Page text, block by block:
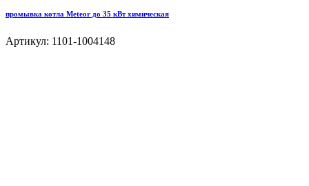
промывка котла Meteor до 35 кВт химическая
Артикул: 1101-1004148